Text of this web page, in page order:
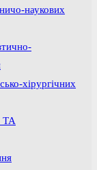
наукових
хірургічних
ТА